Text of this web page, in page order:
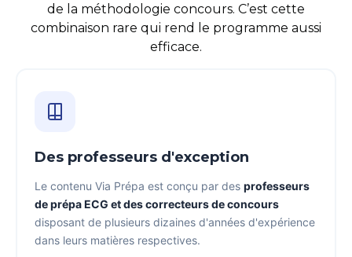
de la méthodologie concours. C’est cette
combinaison rare qui rend le programme aussi
efficace.
Des professeurs d'exception
Le contenu Via Prépa est conçu par des professeurs
de prépa ECG et des correcteurs de concours
disposant de plusieurs dizaines d'années d'expérience
dans leurs matières respectives.